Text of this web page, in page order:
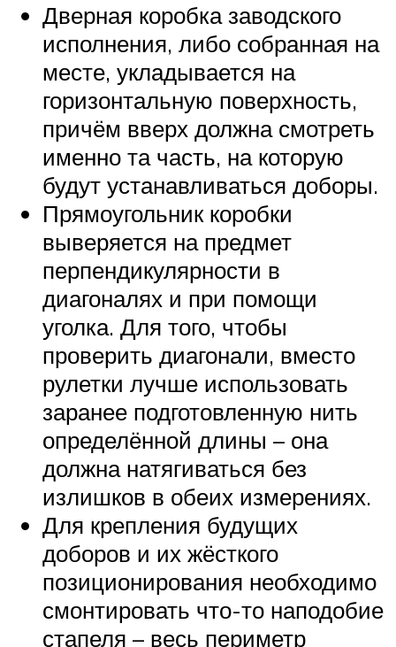
Дверная коробка заводского
исполнения, либо собранная на
месте, укладывается на
горизонтальную поверхность,
причём вверх должна смотреть
именно та часть, на которую
будут устанавливаться доборы.
Прямоугольник коробки
выверяется на предмет
перпендикулярности в
диагоналях и при помощи
уголка. Для того, чтобы
проверить диагонали, вместо
рулетки лучше использовать
заранее подготовленную нить
определённой длины – она
должна натягиваться без
излишков в обеих измерениях.
Для крепления будущих
доборов и их жёсткого
позиционирования необходимо
смонтировать что-то наподобие
стапеля – весь периметр